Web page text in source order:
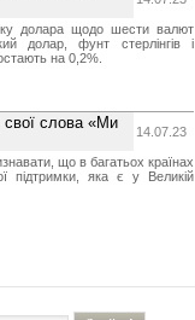
долара щодо шести валют
долар, фунт стерлінгів і
на 0,2%.
свої слова «Ми
14.07.23
що в багатьох країнах
підтримки, яка є у Великій